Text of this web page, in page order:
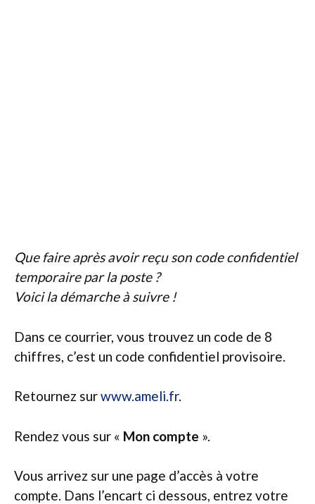
Que faire après avoir reçu son code confidentiel
temporaire par la poste ?
Voici la démarche à suivre !
Dans ce courrier, vous trouvez un code de 8
chiffres, c’est un code confidentiel provisoire.
Retournez surwww.ameli.fr.
Rendez vous sur « Mon compte ».
Vous arrivez sur une page d’accès à votre
compte. Dans l’encart ci dessous, entrez votre